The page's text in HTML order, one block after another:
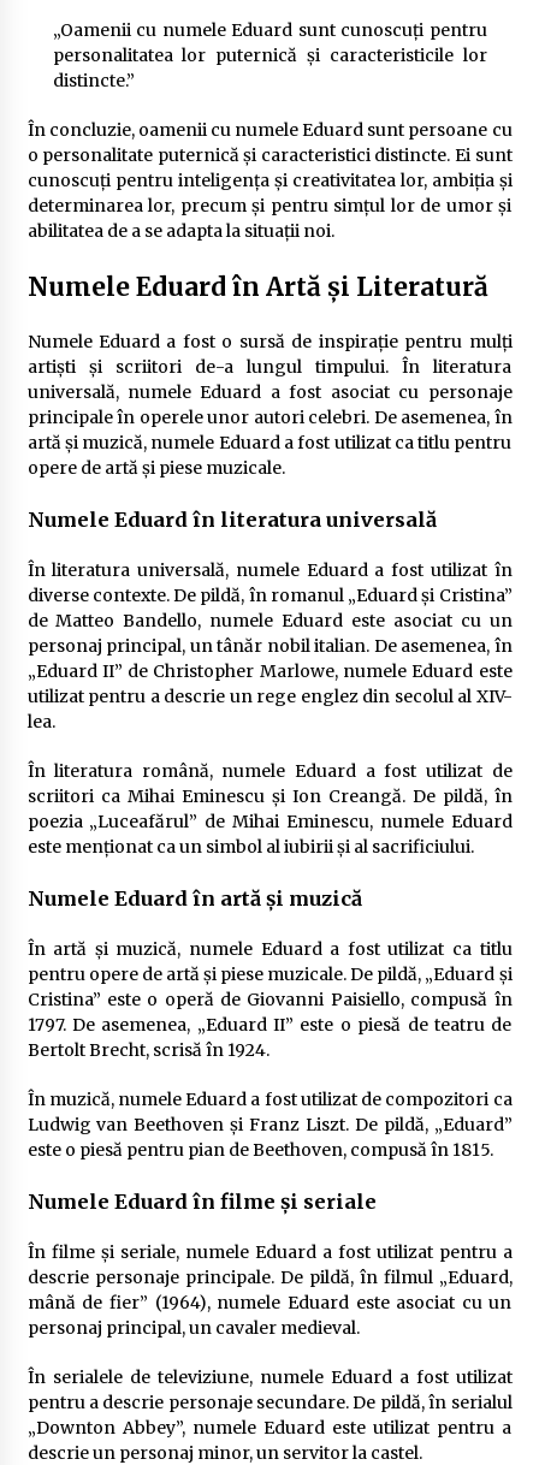
„Oamenii cu numele Eduard sunt cunoscuți pentru
personalitatea lor puternică și caracteristicile lor
distincte.”
În concluzie, oamenii cu numele Eduard sunt persoane cu
o personalitate puternică și caracteristici distincte. Ei sunt
cunoscuți pentru inteligența și creativitatea lor, ambiția și
determinarea lor, precum și pentru simțul lor de umor și
abilitatea de a se adapta la situații noi.
Numele Eduard în Artă și Literatură
Numele Eduard a fost o sursă de inspirație pentru mulți
artiști și scriitori de-a lungul timpului. În literatura
universală, numele Eduard a fost asociat cu personaje
principale în operele unor autori celebri. De asemenea, în
artă și muzică, numele Eduard a fost utilizat ca titlu pentru
opere de artă și piese muzicale.
Numele Eduard în literatura universală
În literatura universală, numele Eduard a fost utilizat în
diverse contexte. De pildă, în romanul „Eduard și Cristina”
de Matteo Bandello, numele Eduard este asociat cu un
personaj principal, un tânăr nobil italian. De asemenea, în
„Eduard II” de Christopher Marlowe, numele Eduard este
utilizat pentru a descrie un rege englez din secolul al XIV-
lea.
În literatura română, numele Eduard a fost utilizat de
scriitori ca Mihai Eminescu și Ion Creangă. De pildă, în
poezia „Luceafărul” de Mihai Eminescu, numele Eduard
este menționat ca un simbol al iubirii și al sacrificiului.
Numele Eduard în artă și muzică
În artă și muzică, numele Eduard a fost utilizat ca titlu
pentru opere de artă și piese muzicale. De pildă, „Eduard și
Cristina” este o operă de Giovanni Paisiello, compusă în
1797. De asemenea, „Eduard II” este o piesă de teatru de
Bertolt Brecht, scrisă în 1924.
În muzică, numele Eduard a fost utilizat de compozitori ca
Ludwig van Beethoven și Franz Liszt. De pildă, „Eduard”
este o piesă pentru pian de Beethoven, compusă în 1815.
Numele Eduard în filme și seriale
În filme și seriale, numele Eduard a fost utilizat pentru a
descrie personaje principale. De pildă, în filmul „Eduard,
mână de fier” (1964), numele Eduard este asociat cu un
personaj principal, un cavaler medieval.
În serialele de televiziune, numele Eduard a fost utilizat
pentru a descrie personaje secundare. De pildă, în serialul
„Downton Abbey”, numele Eduard este utilizat pentru a
descrie un personaj minor, un servitor la castel.